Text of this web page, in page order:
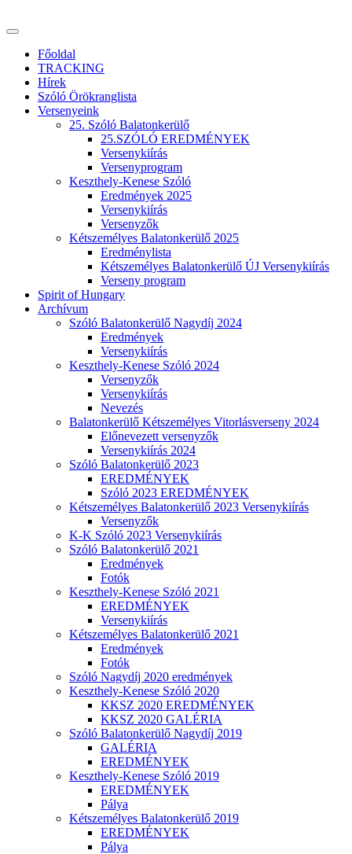
Főoldal
TRACKING
Hírek
Szóló Örökranglista
Versenyeink
25. Szóló Balatonkerülő
25.SZÓLÓ EREDMÉNYEK
Versenykiírás
Versenyprogram
Keszthely-Kenese Szóló
Eredmények 2025
Versenykiírás
Versenyzők
Kétszemélyes Balatonkerülő 2025
Eredménylista
Kétszemélyes Balatonkerülő ÚJ Versenykiírás
Verseny program
Spirit of Hungary
Archívum
Szóló Balatonkerülő Nagydíj 2024
Eredmények
Versenykiírás
Keszthely-Kenese Szóló 2024
Versenyzők
Versenykiírás
Nevezés
Balatonkerülő Kétszemélyes Vitorlásverseny 2024
Előnevezett versenyzők
Versenykiírás 2024
Szóló Balatonkerülő 2023
EREDMÉNYEK
Szóló 2023 EREDMÉNYEK
Kétszemélyes Balatonkerülő 2023 Versenykiírás
Versenyzők
K-K Szóló 2023 Versenykiírás
Szóló Balatonkerülő 2021
Eredmények
Fotók
Keszthely-Kenese Szóló 2021
EREDMÉNYEK
Versenykiírás
Kétszemélyes Balatonkerülő 2021
Eredmények
Fotók
Szóló Nagydíj 2020 eredmények
Keszthely-Kenese Szóló 2020
KKSZ 2020 EREDMÉNYEK
KKSZ 2020 GALÉRIA
Szóló Balatonkerülő Nagydíj 2019
GALÉRIA
EREDMÉNYEK
Keszthely-Kenese Szóló 2019
EREDMÉNYEK
Pálya
Kétszemélyes Balatonkerülő 2019
EREDMÉNYEK
Pálya